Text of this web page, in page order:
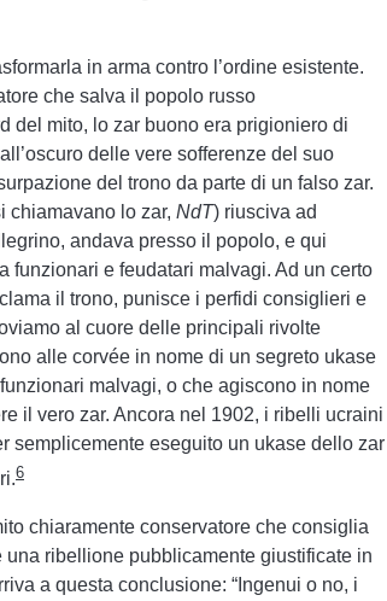
in arma contro l’ordine esistente.
che salva il popolo russo
del mito, lo zar buono era prigioniero di
delle vere sofferenze del suo
del trono da parte di un falso zar.
chiamavano lo zar, NdT) riusciva ad
andava presso il popolo, e qui
funzionari e feudatari malvagi. Ad un certo
il trono, punisce i perfidi consiglieri e
al cuore delle principali rivolte
alle corvée in nome di un segreto ukase
malvagi, o che agiscono in nome
il vero zar. Ancora nel 1902, i ribelli ucraini
semplicemente eseguito un ukase dello zar
6
chiaramente conservatore che consiglia
ribellione pubblicamente giustificate in
a questa conclusione: “Ingenui o no, i